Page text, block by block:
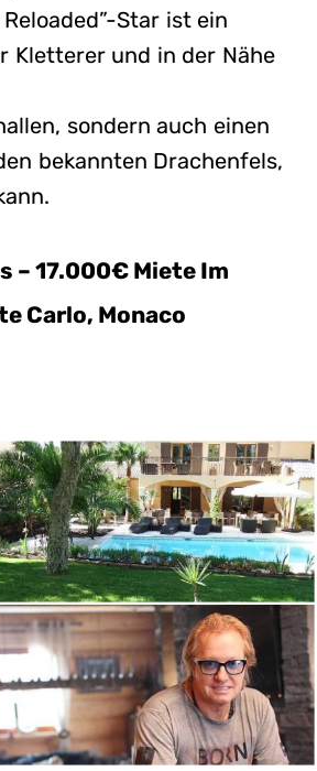
Star ist ein
Kletterer und in der Nähe
sondern auch einen
bekannten Drachenfels,
– 17.000€ Miete Im
Carlo, Monaco